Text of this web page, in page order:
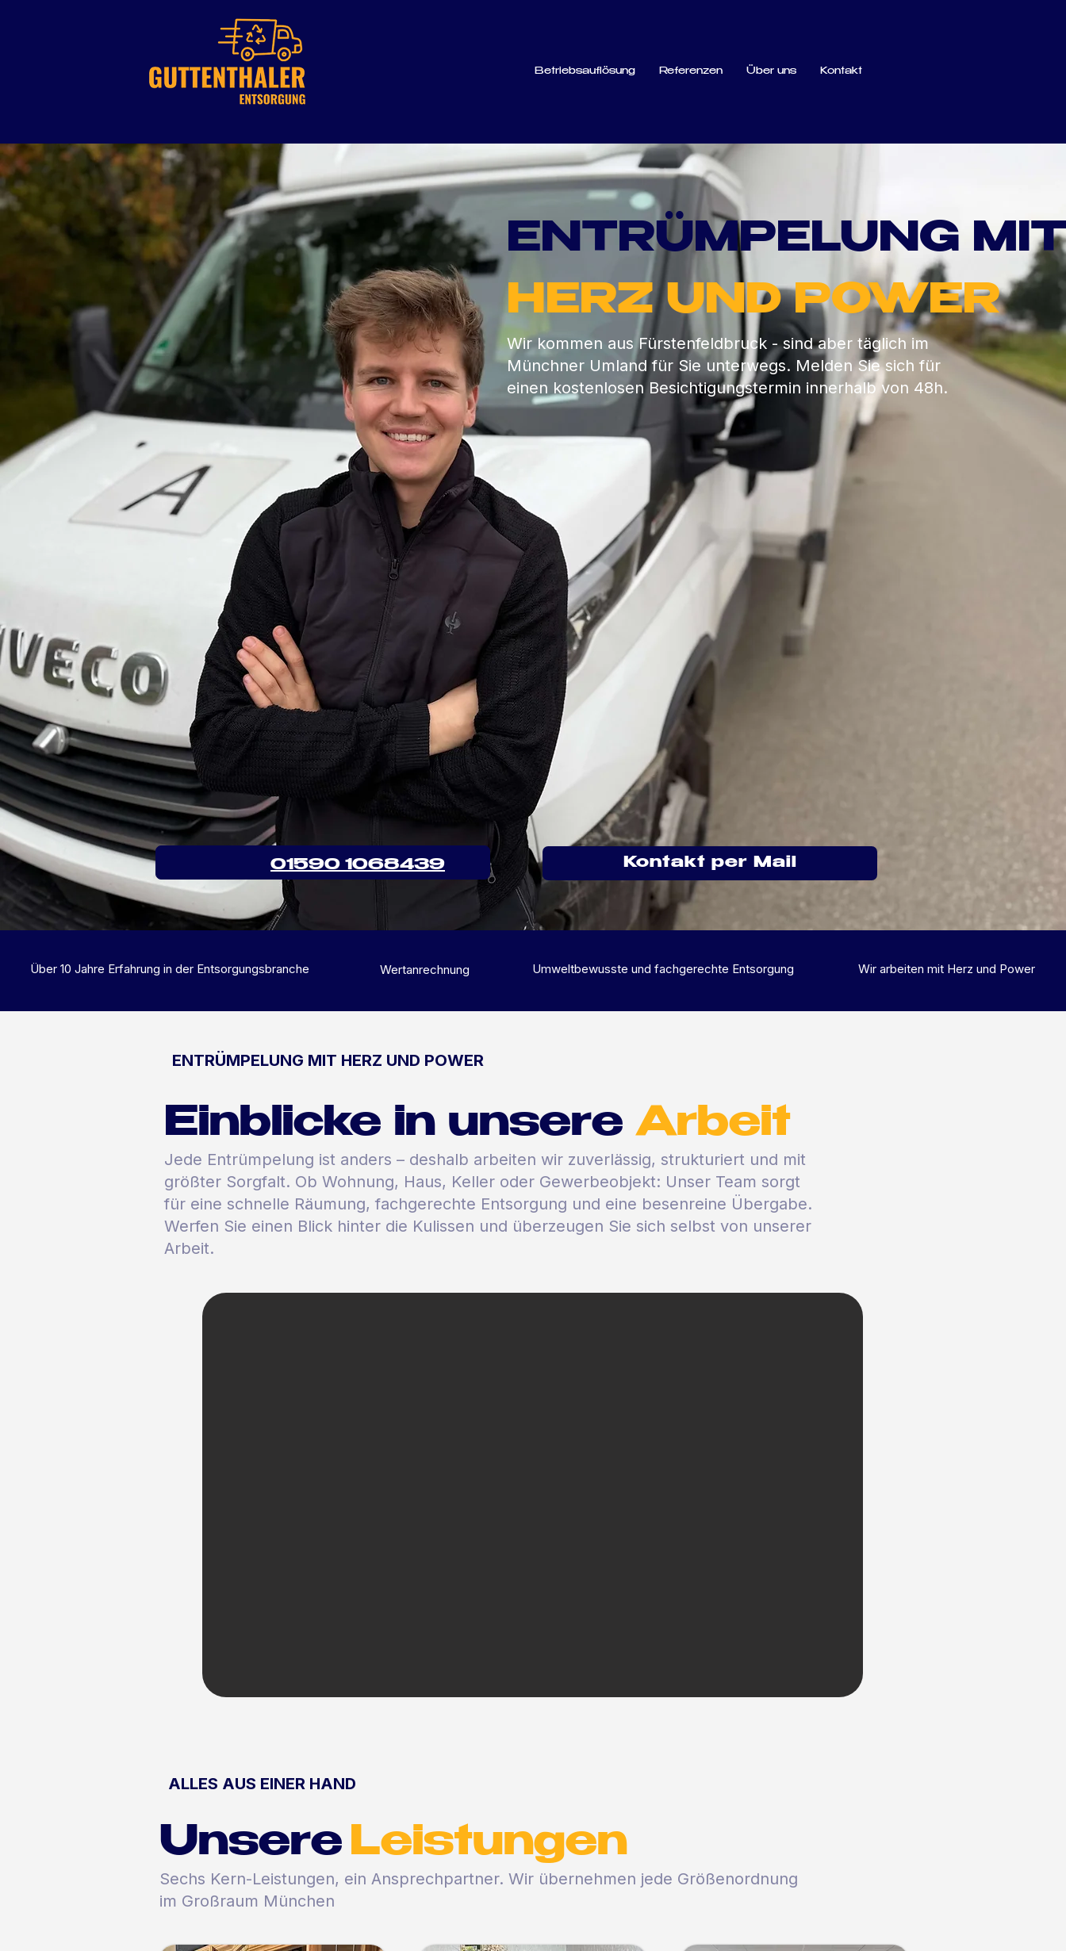
Betriebsauflösung Referenzen Über uns Kontakt
ENTRÜMPELUNG MIT
HERZ UND POWER
Wir kommen aus Fürstenfeldbruck - sind aber täglich im
Münchner Umland für Sie unterwegs. Melden Sie sich für
einen kostenlosen Besichtigungstermin innerhalb von 48h.
01590 1068439 Kontakt per Mail
Über 10 Jahre Erfahrung in der Entsorgungsbranche Wertanrechnung Umweltbewusste und fachgerechte Entsorgung Wir arbeiten mit Herz und Power
ENTRÜMPELUNG MIT HERZ UND POWER
Einblicke in unsereArbeit
Jede Entrümpelung ist anders – deshalb arbeiten wir zuverlässig, strukturiert und mit
größter Sorgfalt. Ob Wohnung, Haus, Keller oder Gewerbeobjekt: Unser Team sorgt
für eine schnelle Räumung, fachgerechte Entsorgung und eine besenreine Übergabe.
Werfen Sie einen Blick hinter die Kulissen und überzeugen Sie sich selbst von unserer
Arbeit.
ALLES AUS EINER HAND
Unsere Leistungen
Sechs Kern-Leistungen, ein Ansprechpartner. Wir übernehmen jede Größenordnung
im Großraum München